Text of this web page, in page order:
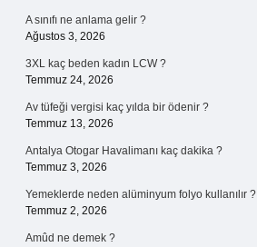
A sınıfı ne anlama gelir ?
Ağustos 3, 2026
3XL kaç beden kadın LCW ?
Temmuz 24, 2026
Av tüfeği vergisi kaç yılda bir ödenir ?
Temmuz 13, 2026
Antalya Otogar Havalimanı kaç dakika ?
Temmuz 3, 2026
Yemeklerde neden alüminyum folyo kullanılır ?
Temmuz 2, 2026
Amûd ne demek ?